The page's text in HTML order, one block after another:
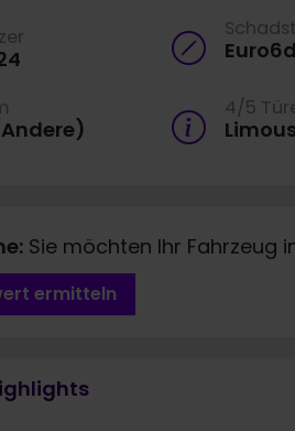
Euro6d
4/5
Sie möchten Ihr Fahrzeug
ermitteln